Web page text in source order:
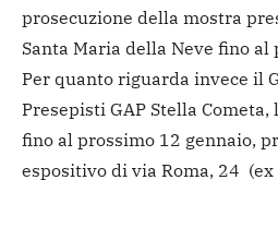
prosecuzione della mostra
Santa Maria della Neve fino al
Per quanto riguarda invece il
Presepisti GAP Stella
fino al prossimo 12 gennaio,
espositivo di via Roma, 24 (ex